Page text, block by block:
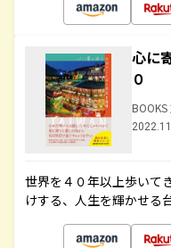
心に
０
世界を４０年以上歩いて
けする、人生を輝かせる